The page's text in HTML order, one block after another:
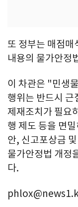
또 정부는 매점매
내용의 물가안정
이 차관은 "민생
행위는 반드시 근
제재조치가 필요
행 제도 등을 면
안, 신고포상금
물가안정법 개정
다.